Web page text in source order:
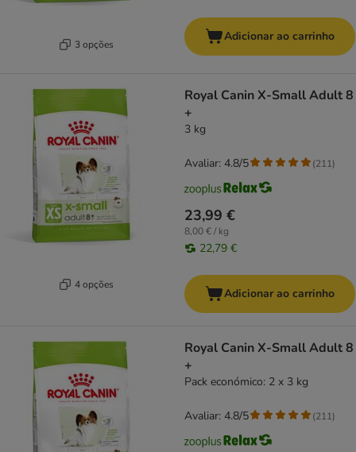
3 opções
Adicionar ao carrinho
4 opções
Royal Canin X-Small Adult 8
+
3 kg
23,99 €
8,00 € / kg
22,79 €
Avaliar: 4.8/5 (211)
Adicionar ao carrinho
Royal Canin X-Small Adult 8
+
Pack económico: 2 x 3 kg
Avaliar: 4.8/5 (211)